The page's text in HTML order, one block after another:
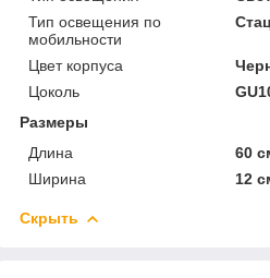
Тип освещения по
мобильности
Цвет корпуса
Цоколь
Размеры
Длина
60
Ширина
12
Скрыть